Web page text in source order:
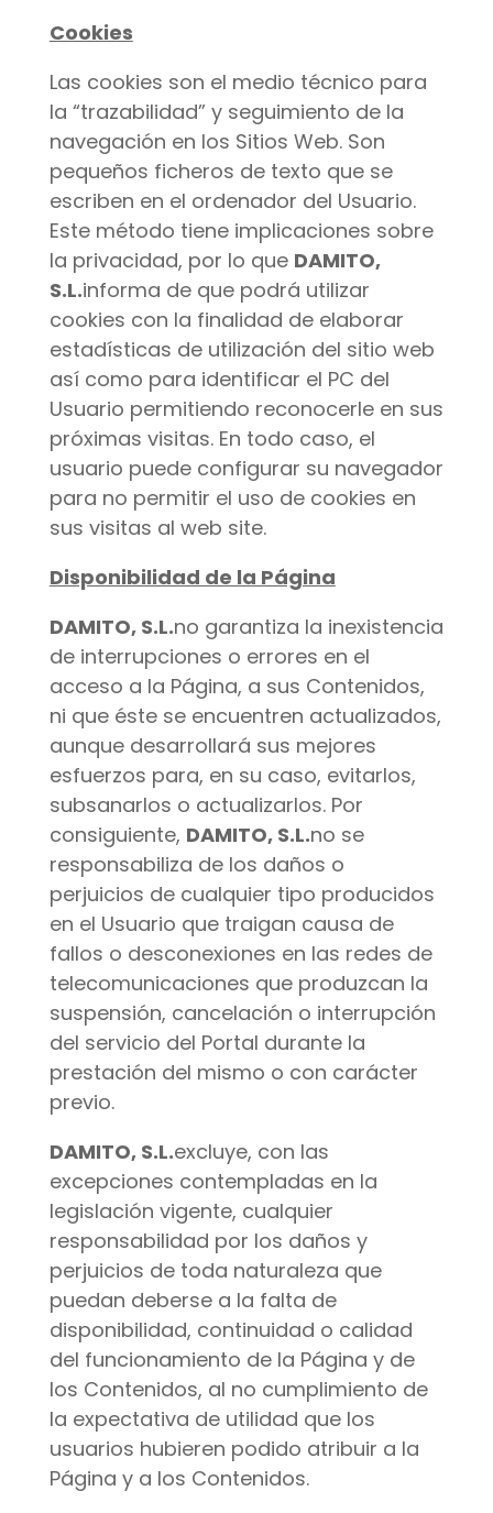
Cookies
Las cookies son el medio técnico para
la “trazabilidad” y seguimiento de la
navegación en los Sitios Web. Son
pequeños ficheros de texto que se
escriben en el ordenador del Usuario.
Este método tiene implicaciones sobre
la privacidad, por lo que DAMITO,
S.L.informa de que podrá utilizar
cookies con la finalidad de elaborar
estadísticas de utilización del sitio web
así como para identificar el PC del
Usuario permitiendo reconocerle en sus
próximas visitas. En todo caso, el
usuario puede configurar su navegador
para no permitir el uso de cookies en
sus visitas al web site.
Disponibilidad de la Página
DAMITO, S.L.no garantiza la inexistencia
de interrupciones o errores en el
acceso a la Página, a sus Contenidos,
ni que éste se encuentren actualizados,
aunque desarrollará sus mejores
esfuerzos para, en su caso, evitarlos,
subsanarlos o actualizarlos. Por
consiguiente, DAMITO, S.L.no se
responsabiliza de los daños o
perjuicios de cualquier tipo producidos
en el Usuario que traigan causa de
fallos o desconexiones en las redes de
telecomunicaciones que produzcan la
suspensión, cancelación o interrupción
del servicio del Portal durante la
prestación del mismo o con carácter
previo.
DAMITO, S.L.excluye, con las
excepciones contempladas en la
legislación vigente, cualquier
responsabilidad por los daños y
perjuicios de toda naturaleza que
puedan deberse a la falta de
disponibilidad, continuidad o calidad
del funcionamiento de la Página y de
los Contenidos, al no cumplimiento de
la expectativa de utilidad que los
usuarios hubieren podido atribuir a la
Página y a los Contenidos.